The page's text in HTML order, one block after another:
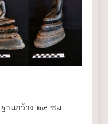
านกว้าง ๒๙ ซม.